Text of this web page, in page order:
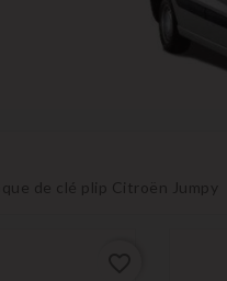
de clé plip Citroën Jumpy